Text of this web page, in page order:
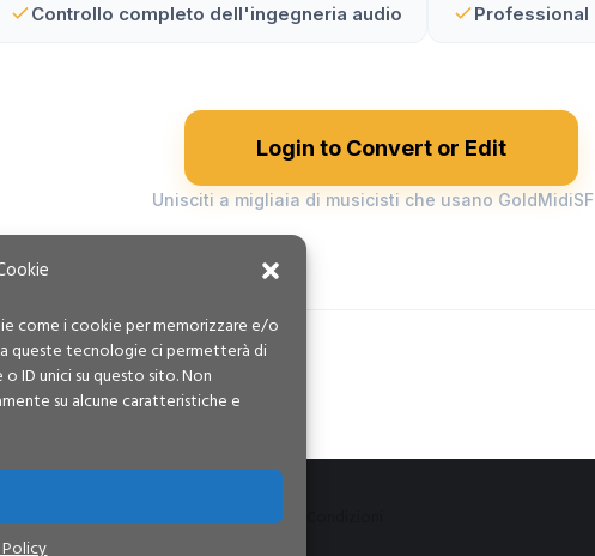
come i cookie per memorizzare e/o
queste tecnologie ci permetterà di
ID unici su questo sito. Non
su alcune caratteristiche e
Controllo completo dell'ingegneria audio Professional
Login to Convert or Edit
Unisciti a migliaia di musicisti che usano
Cookie Policy
Termini & Condizioni
diritti sono riservati!